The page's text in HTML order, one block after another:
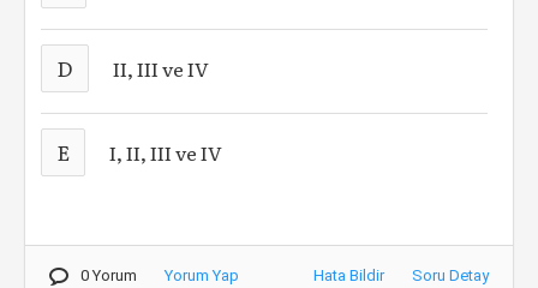
D II, III ve IV
E I, II, III ve IV
0 Yorum Yorum Yap Hata Bildir Soru Detay